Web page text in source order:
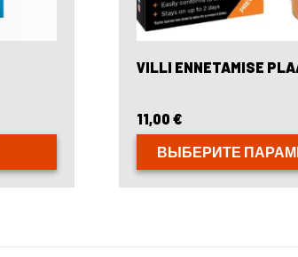
VILLI ENNETAMISE
11,00€
ВЫБЕРИТЕ
Этот
вариаций.